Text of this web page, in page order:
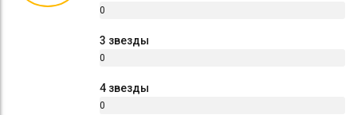
0
3 звезды
0
4 звезды
0